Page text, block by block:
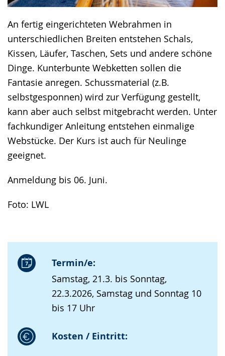
An fertig eingerichteten Webrahmen in
unterschiedlichen Breiten entstehen Schals,
Kissen, Läufer, Taschen, Sets und andere schöne
Dinge. Kunterbunte Webketten sollen die
Fantasie anregen. Schussmaterial (z.B.
selbstgesponnen) wird zur Verfügung gestellt,
kann aber auch selbst mitgebracht werden. Unter
fachkundiger Anleitung entstehen einmalige
Webstücke. Der Kurs ist auch für Neulinge
geeignet.
Anmeldung bis 06. Juni.
Foto: LWL
Termin/e:
Samstag, 21.3. bis Sonntag,
22.3.2026, Samstag und Sonntag 10
bis 17 Uhr
Kosten / Eintritt: